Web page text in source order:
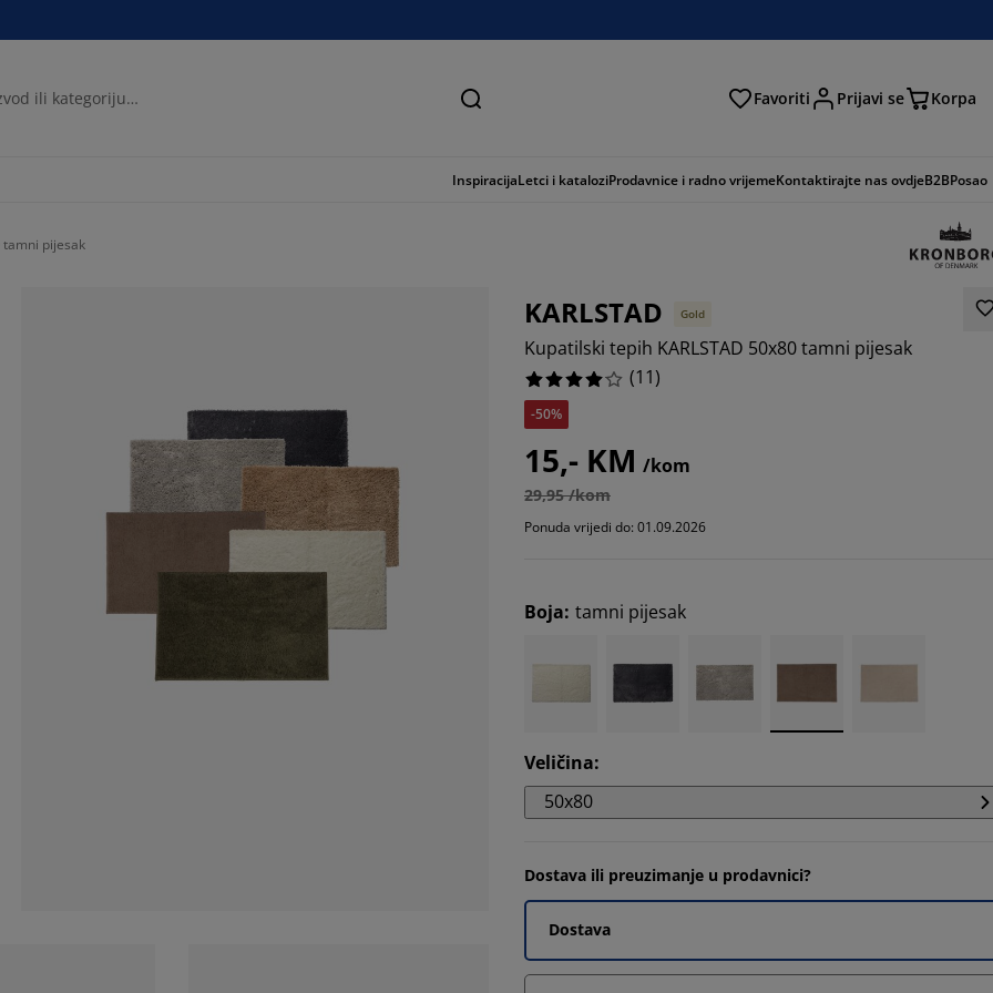
Traži Favoriti Prijavi se Korpa
InspiracijaLetci i kataloziProdavnice i radno vrijemeKontaktirajte nas ovdjeB2BPosao
tamni pijesak
KARLSTAD Gold
Kupatilski tepih KARLSTAD 50x80 tamni pijesak
(11)
-50%
15,- KM /kom
29,95 /kom
Ponuda vrijedi do: 01.09.2026
Boja: tamni pijesak
Veličina:
50x80
Dostava ili preuzimanje u prodavnici?
Dostava
9.090909090909092%
18.181818181818183%